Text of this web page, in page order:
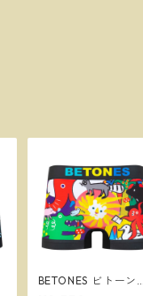
BETONES ビトーンズ